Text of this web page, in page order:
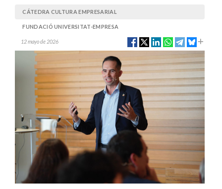
CÁTEDRA CULTURA EMPRESARIAL
FUNDACIÓ UNIVERSITAT-EMPRESA
12 mayo de 2026